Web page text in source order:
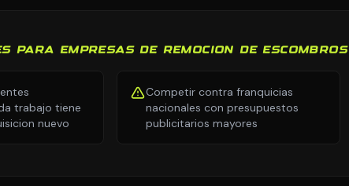
PARA EMPRESAS DE REMOCION DE ESCOMBROS
trabajo tiene
nuevo
Competir contra franquicias
nacionales con presupuestos
publicitarios mayores